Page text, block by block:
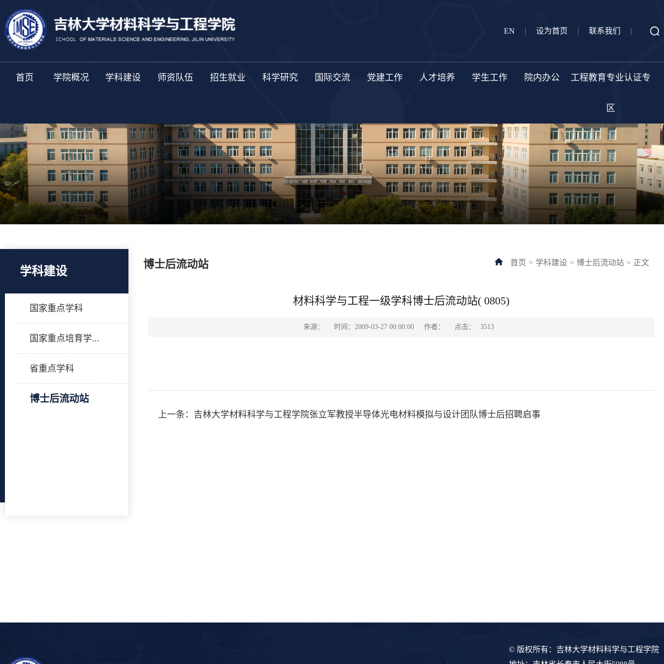
EN | 设为首页 | 联系我们 |
首页 学院概况 学科建设 师资队伍 招生就业 科学研究 国际交流 党建工作 人才培养 学生工作 院内办公 工程教育专业认证专
区
学科建设
国家重点学科
国家重点培育学...
省重点学科
博士后流动站
博士后流动站 首页 > 学科建设 > 博士后流动站 > 正文
材料科学与工程一级学科博士后流动站( 0805)
来源： 时间：2009-03-27 00:00:00 作者： 点击： 3513
上一条： 吉林大学材料科学与工程学院张立军教授半导体光电材料模拟与设计团队博士后招聘启事
© 版权所有：吉林大学材料科学与工程学院